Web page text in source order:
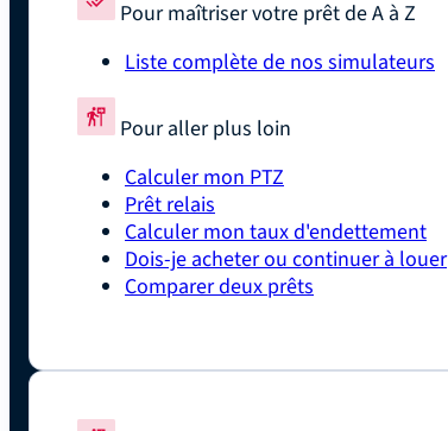
Pour maîtriser votre prêt de A à Z
Liste complète de nos simulateurs
Pour aller plus loin
Calculer mon PTZ
Prêt relais
Calculer mon taux d'endettement
Dois-je acheter ou continuer à louer
Comparer deux prêts